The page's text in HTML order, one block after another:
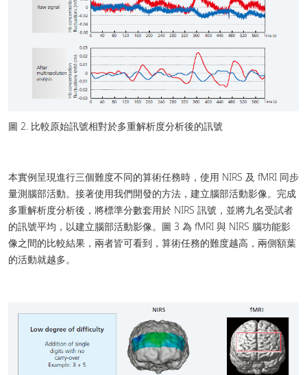
圖 2. 比較原始訊號相對於多重解析度分析後的訊號
本實例呈現進行三個難度不同的算術任務時，使用 NIRS 及 fMRI 同步
量測腦部活動。接著使用我們開發的方法，建立腦部活動影像。完成
多重解析度分析後，將標準分數套用於 NIRS 訊號，並將九名受試者
的訊號平均，以建立腦部活動影像。圖 3 為 fMRI 與 NIRS 腦功能影
像之間的比較結果，兩者皆可看到，算術任務的難度越高，兩側額葉
的活動就越多。